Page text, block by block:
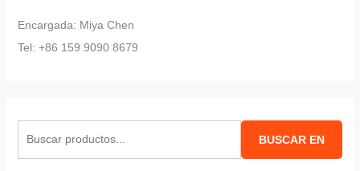
Encargada: Miya Chen
Tel: +86 159 9090 8679
BUSCAR EN